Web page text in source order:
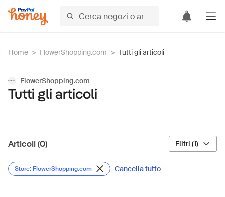
Home > FlowerShopping.com > Tutti gli articoli
FlowerShopping.com
Tutti gli articoli
Articoli (0) Filtri (1)
Store: FlowerShopping.com Cancella tutto